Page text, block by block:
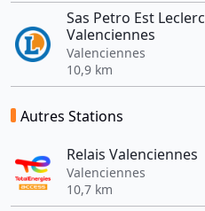
Sas Petro Est Leclerc
Valenciennes
Valenciennes
10,9 km
Autres Stations
Relais Valenciennes
Valenciennes
10,7 km